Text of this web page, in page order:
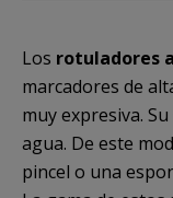
Los rotuladores
marcadores de
muy expresiva.
agua. De este
pincel o una